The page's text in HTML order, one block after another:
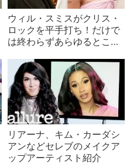
ウィル・スミスがクリス・
ロックを平手打ち！だけで
は終わらずあらゆるところ
リアーナ、キム・カーダシ
アンなどセレブのメイクア
ップアーティスト紹介